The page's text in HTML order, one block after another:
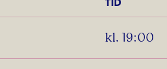
TID
kl. 19:00